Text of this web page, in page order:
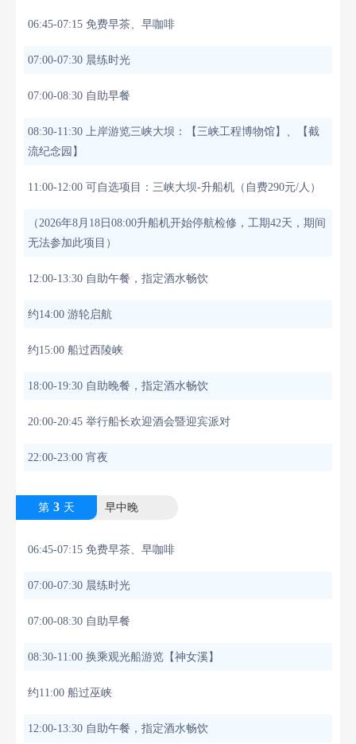
06:45-07:15 免费早茶、早咖啡
07:00-07:30 晨练时光
07:00-08:30 自助早餐
08:30-11:30 上岸游览三峡大坝：【三峡工程博物馆】、【截
流纪念园】
11:00-12:00 可自选项目：三峡大坝-升船机（自费290元/人）
（2026年8月18日08:00升船机开始停航检修，工期42天，期间
无法参加此项目）
12:00-13:30 自助午餐，指定酒水畅饮
约14:00 游轮启航
约15:00 船过西陵峡
18:00-19:30 自助晚餐，指定酒水畅饮
20:00-20:45 举行船长欢迎酒会暨迎宾派对
22:00-23:00 宵夜
第 3 天 早中晚
06:45-07:15 免费早茶、早咖啡
07:00-07:30 晨练时光
07:00-08:30 自助早餐
08:30-11:00 换乘观光船游览【神女溪】
约11:00 船过巫峡
12:00-13:30 自助午餐，指定酒水畅饮